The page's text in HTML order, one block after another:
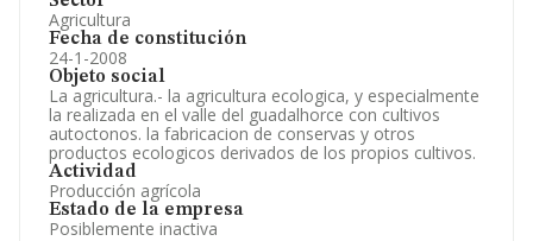
Agricultura
Fecha de constitución
24-1-2008
Objeto social
La agricultura.- la agricultura ecologica, y especialmente
la realizada en el valle del guadalhorce con cultivos
autoctonos. la fabricacion de conservas y otros
productos ecologicos derivados de los propios cultivos.
Actividad
Producción agrícola
Estado de la empresa
Posiblemente inactiva